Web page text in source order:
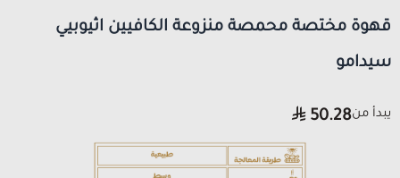
قهوة مختصة محمصة منزوعة الكافيين اثيوبيي
سيدامو
يبدأ من50.28